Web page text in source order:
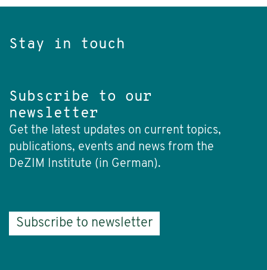
Stay in touch
Subscribe to our
newsletter
Get the latest updates on current topics,
publications, events and news from the
DeZIM Institute (in German).
Subscribe to newsletter